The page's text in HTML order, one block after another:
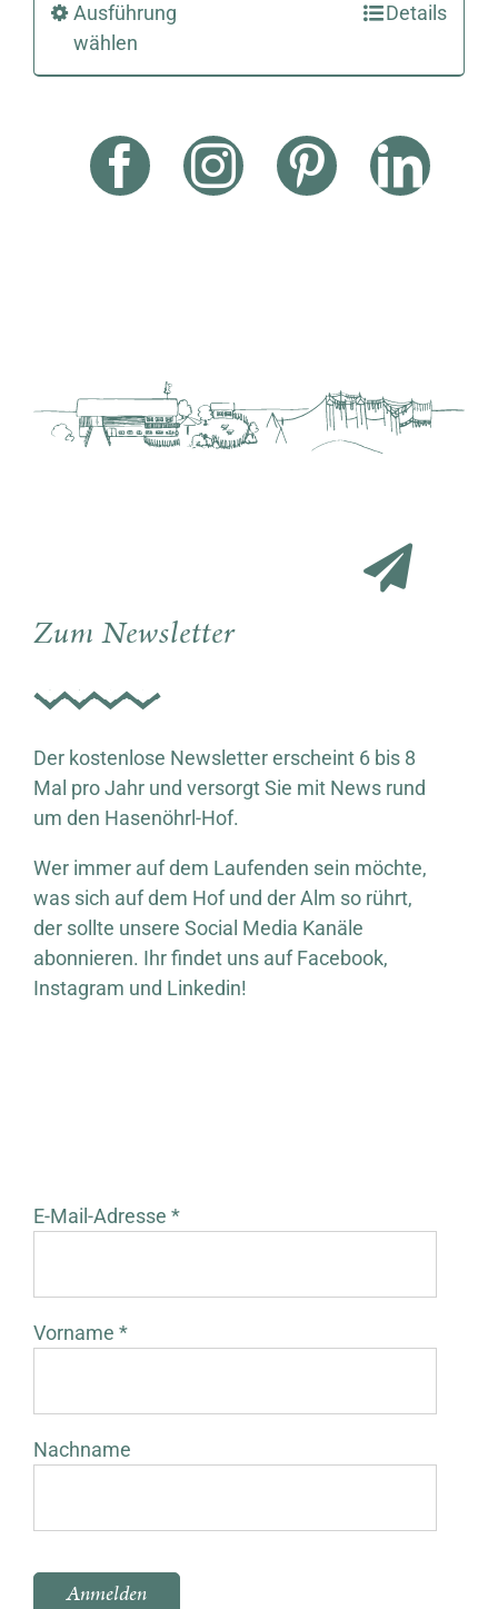
Ausführung
wählen
Details
Zum Newsletter
Der kostenlose Newsletter erscheint 6 bis 8
Mal pro Jahr und versorgt Sie mit News rund
um den Hasenöhrl-Hof.
Wer immer auf dem Laufenden sein möchte,
was sich auf dem Hof und der Alm so rührt,
der sollte unsere Social Media Kanäle
abonnieren. Ihr findet uns auf Facebook,
Instagram und Linkedin!
E-Mail-Adresse *
Vorname *
Nachname
Bitte lasse dieses Feld leer.